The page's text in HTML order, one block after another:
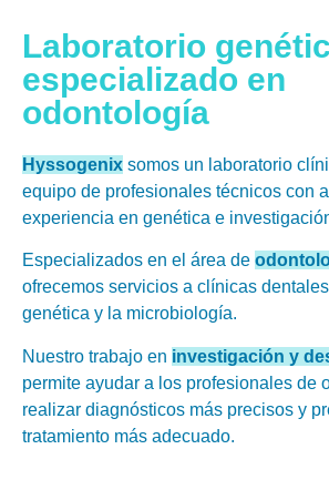
Laboratorio
especializado en
odontología
Hyssogenix somos un laboratorio
equipo de profesionales técnicos con
experiencia en genética e
Especializados en el área de
ofrecemos servicios a clínicas
genética y la microbiología.
Nuestro trabajo en investigación y
permite ayudar a los profesionales de
realizar diagnósticos más precisos y
tratamiento más adecuado.